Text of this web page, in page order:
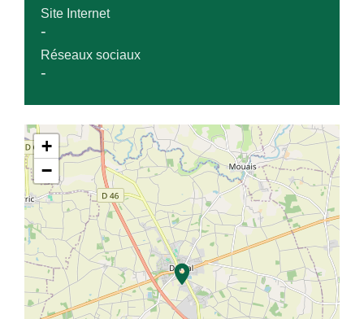
Site Internet
-
Réseaux sociaux
-
location_on
+
−